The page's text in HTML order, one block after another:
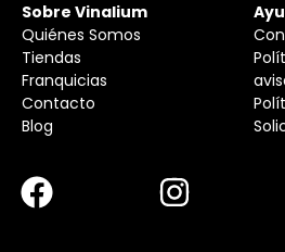
Sobre Vinalium
Quiénes Somos
Tiendas
Franquicias
Contacto
Blog